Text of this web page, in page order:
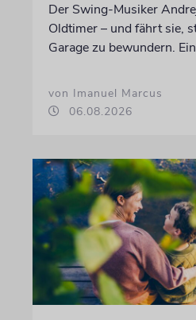
Der Swing-Musiker
Oldtimer – und fährt sie,
Garage zu bewundern.
von Imanuel Marcus
06.08.2026